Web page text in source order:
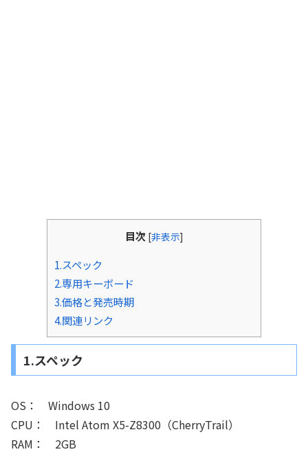
目次 [非表示]
1.スペック
2.専用キーボード
3.価格と発売時期
4.関連リンク
1.スペック
OS： Windows 10
CPU： Intel Atom X5-Z8300（CherryTrail）
RAM： 2GB